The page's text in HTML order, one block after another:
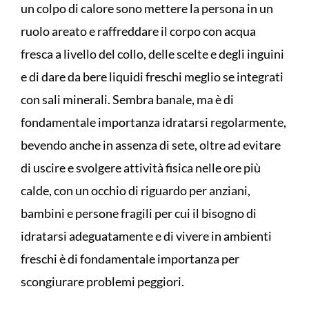
un colpo di calore sono mettere la persona in un
ruolo areato e raffreddare il corpo con acqua
fresca a livello del collo, delle scelte e degli inguini
e di dare da bere liquidi freschi meglio se integrati
con sali minerali. Sembra banale, ma è di
fondamentale importanza idratarsi regolarmente,
bevendo anche in assenza di sete, oltre ad evitare
di uscire e svolgere attività fisica nelle ore più
calde, con un occhio di riguardo per anziani,
bambini e persone fragili per cui il bisogno di
idratarsi adeguatamente e di vivere in ambienti
freschi è di fondamentale importanza per
scongiurare problemi peggiori.